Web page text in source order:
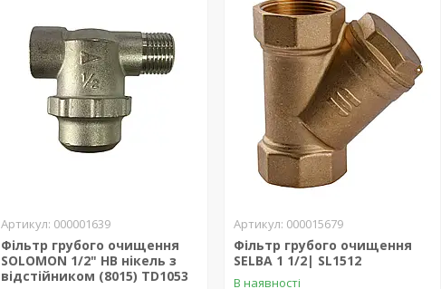
000001639
Фільтр грубого очищення
SOLOMON 1/2" НВ нікель з
відстійником (8015) TD1053
000015679
Фільтр грубого очищення
SELBA 1 1/2| SL1512
В наявності